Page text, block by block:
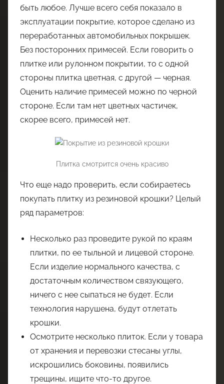
быть любое. Лучше всего себя показало в
эксплуатации покрытие, которое сделано из
переработанных автомобильных покрышек.
Без посторонних примесей. Если говорить о
плитке или рулонном покрытии, то с одной
стороны плитка цветная, с другой — черная.
Оценить наличие примесей можно по черной
стороне. Если там нет цветных частичек,
скорее всего, примесей нет.
Плитка смотрится очень красиво
Что еще надо проверить, если собираетесь
покупать плитку из резиновой крошки? Целый
ряд параметров:
Несколько раз проведите рукой по краям
плитки, по ее тыльной и лицевой стороне.
Если изделие нормального качества, с
достаточным количеством связующего,
ничего с нее сыпаться не будет. Если
технология нарушена, будут отлетать
крошки.
Осмотрите несколько плиток. Если у товара
от хранения и перевозки стесаны углы,
искрошились боковины, появились
трещины, ищите что-то другое.